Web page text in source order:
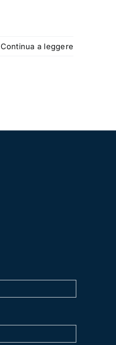
Continua a leggere